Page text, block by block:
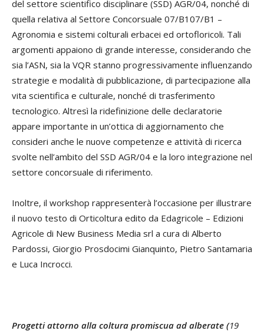
del settore scientifico disciplinare (SSD) AGR/04, nonché di
quella relativa al Settore Concorsuale 07/B107/B1 –
Agronomia e sistemi colturali erbacei ed ortofloricoli. Tali
argomenti appaiono di grande interesse, considerando che
sia l’ASN, sia la VQR stanno progressivamente influenzando
strategie e modalità di pubblicazione, di partecipazione alla
vita scientifica e culturale, nonché di trasferimento
tecnologico. Altresì la ridefinizione delle declaratorie
appare importante in un’ottica di aggiornamento che
consideri anche le nuove competenze e attività di ricerca
svolte nell’ambito del SSD AGR/04 e la loro integrazione nel
settore concorsuale di riferimento.
Inoltre, il workshop rappresenterà l’occasione per illustrare
il nuovo testo di Orticoltura edito da Edagricole – Edizioni
Agricole di New Business Media srl a cura di Alberto
Pardossi, Giorgio Prosdocimi Gianquinto, Pietro Santamaria
e Luca Incrocci.
Progetti attorno alla coltura promiscua ad alberate (19